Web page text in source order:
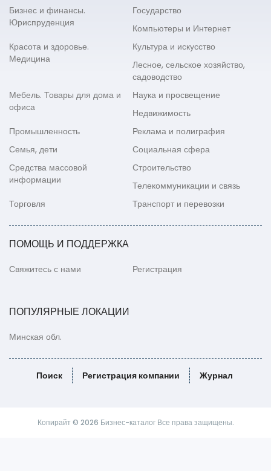
Бизнес и финансы.
Юриспруденция
Государство
Компьютеры и Интернет
Красота и здоровье.
Медицина
Культура и искусство
Лесное, сельское хозяйство,
садоводство
Мебель. Товары для дома и
офиса
Наука и просвещение
Недвижимость
Промышленность
Реклама и полиграфия
Семья, дети
Социальная сфера
Средства массовой
информации
Строительство
Телекоммуникации и связь
Торговля
Транспорт и перевозки
ПОМОЩЬ И ПОДДЕРЖКА
Свяжитесь с нами Регистрация
ПОПУЛЯРНЫЕ ЛОКАЦИИ
Минская обл.
Поиск Регистрация компании Журнал
Копирайт © 2026 Бизнес-каталог Все права защищены.